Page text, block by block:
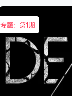
专题：第1期